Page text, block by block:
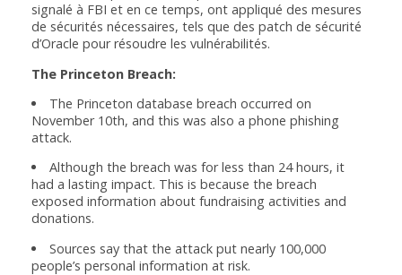
signalé à FBI et en ce temps, ont appliqué des mesures
de sécurités nécessaires, tels que des patch de sécurité
d’Oracle pour résoudre les vulnérabilités.
The Princeton Breach:
The Princeton database breach occurred on
November 10th, and this was also a phone phishing
attack.
Although the breach was for less than 24 hours, it
had a lasting impact. This is because the breach
exposed information about fundraising activities and
donations.
Sources say that the attack put nearly 100,000
people’s personal information at risk.